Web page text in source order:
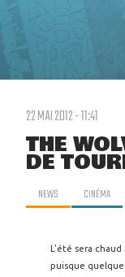
22 MAI 2012 - 11:41
THE
DE
NEWS CINÉMA
L'été sera chaud
puisque